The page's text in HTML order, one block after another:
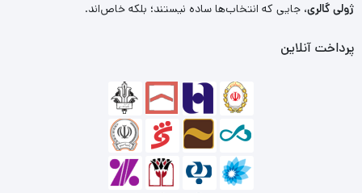
ژولی گالری، جایی که انتخاب‌ها ساده نیستند؛ بلکه خاص‌اند.
پرداخت آنلاین